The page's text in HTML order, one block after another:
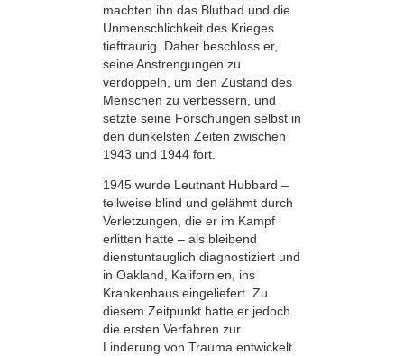
machten ihn das Blutbad und die
Unmenschlichkeit des Krieges
tieftraurig. Daher beschloss er,
seine Anstrengungen zu
verdoppeln, um den Zustand des
Menschen zu verbessern, und
setzte seine Forschungen selbst in
den dunkelsten Zeiten zwischen
1943 und 1944 fort.
1945 wurde Leutnant Hubbard –
teilweise blind und gelähmt durch
Verletzungen, die er im Kampf
erlitten hatte – als bleibend
dienstuntauglich diagnostiziert und
in Oakland, Kalifornien, ins
Krankenhaus eingeliefert. Zu
diesem Zeitpunkt hatte er jedoch
die ersten Verfahren zur
Linderung von Trauma entwickelt.